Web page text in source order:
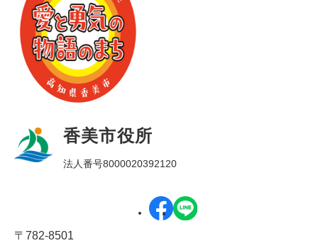
香美市役所
法人番号8000020392120
〒782-8501